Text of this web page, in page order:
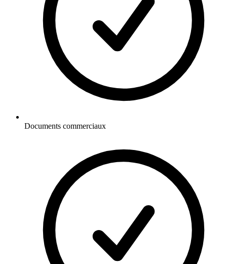
Documents commerciaux